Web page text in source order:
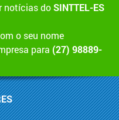
notícias doSINTTEL-ES
o seu nome
para (27) 98889-